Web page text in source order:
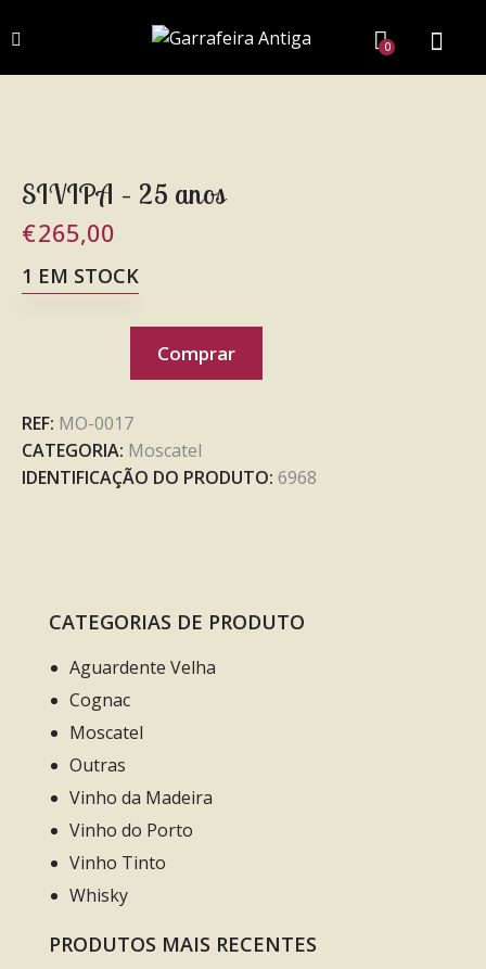
0
SIVIPA – 25 anos
€265,00
1 EM STOCK
Comprar
REF: MO-0017
CATEGORIA: Moscatel
IDENTIFICAÇÃO DO PRODUTO: 6968
CATEGORIAS DE PRODUTO
Aguardente Velha
Cognac
Moscatel
Outras
Vinho da Madeira
Vinho do Porto
Vinho Tinto
Whisky
PRODUTOS MAIS RECENTES